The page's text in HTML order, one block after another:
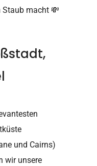
Staub macht 💸
und Cairns)
wir unsere